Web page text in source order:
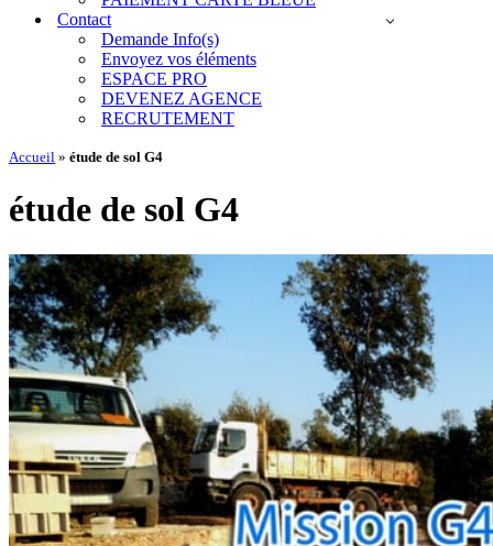
Contact
Demande Info(s)
Envoyez vos éléments
ESPACE PRO
DEVENEZ AGENCE
RECRUTEMENT
Accueil » étude de sol G4
étude de sol G4